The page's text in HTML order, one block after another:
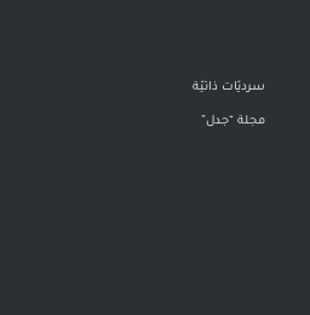
سرديّات ذاتيّة
مجلة “جدل”